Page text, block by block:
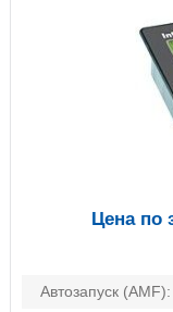
Автозапуск (AMF):
Цена по